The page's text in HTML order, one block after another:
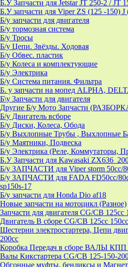
Б.У Запчасти для Jetstar JT 250-2 / JT
Б.У запчасти для Viper ZS (125 -150) J
Б/у запчасти для двигателя
Б/у тормозная система
Б/у Тросы
Б/у Цепи. Звёзды. Ходовая
Б/у Обвес. пластик
Б/у Колеса и комплектующие
Б/у Электрика
Б/у Система питания. Фильтра
Б. у запчасти на мопед ALPHA,
Б\у Запчасти для двигателя
Другие Б/у Мото Запчасти
Б/у Двигатель всборе
Б/у Диски, Колеса, Обода
Б/у Выхлопные Трубы , Выхлопные
Б/у Маятники, Подвеска
Б/у Электрика (Реле, Коммутаторы,
Б.У Запчасти для Kawasaki
Б/у ЗАПЧАСТИ для Viper storm 50cc/
Б/у ЗАПЧАСТИ для FADA FD50cc/
sp150s-17
Б/у запчасти для Honda Dio af18
Новые запчасти на мотоцикл (Разное)
Запчасти для двигателя CG/CB 125cc
Двигатель В сборе CG/CB 125cc
Шестерни электростартера, Цепи
200cc
Коробка Передач в сборе ВАЛЫ КПП
Валы Кикстартера CG/CB 125-150-
Обгонные муфты, бендиксы и